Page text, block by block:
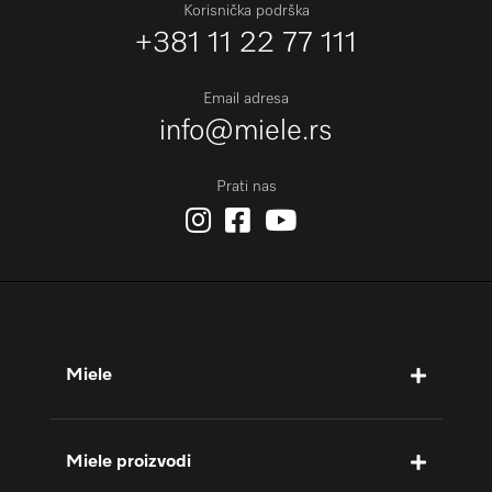
Korisnička podrška
+381 11 22 77 111
Email adresa
info@miele.rs
Prati nas
Miele
Miele proizvodi